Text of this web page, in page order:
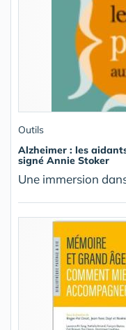
Outils
Alzheimer : les
signé Annie Stoker
Une immersion